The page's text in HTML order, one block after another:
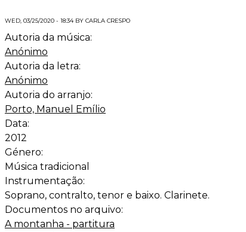
WED, 03/25/2020 - 18:34 BY CARLA CRESPO
Autoria da música:
Anónimo
Autoria da letra:
Anónimo
Autoria do arranjo:
Porto, Manuel Emílio
Data:
2012
Género:
Música tradicional
Instrumentação:
Soprano, contralto, tenor e baixo. Clarinete.
Documentos no arquivo:
A montanha - partitura